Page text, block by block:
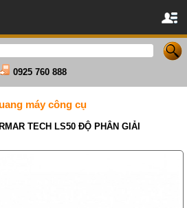
0925 760 888
máy công cụ
TECH LS50 ĐỘ PHÂN GIẢI